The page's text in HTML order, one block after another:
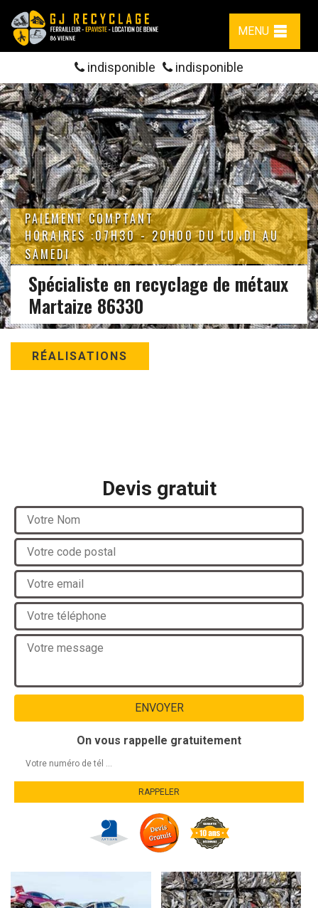
MENU
indisponible indisponible
PAIEMENT COMPTANT
HORAIRES :07H30 - 20H00 DU LUNDI AU
SAMEDI
Spécialiste en recyclage de métaux
Martaize 86330
RÉALISATIONS
Devis gratuit
On vous rappelle gratuitement